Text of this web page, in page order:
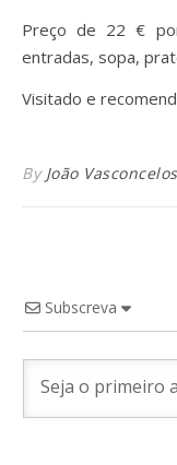
Preço de 22 €
entradas, sopa,
Visitado e
By João
Subscreva